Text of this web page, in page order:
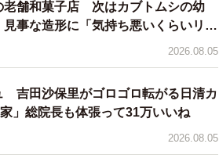
ネタやクイズ形式の投稿や口コミ
以上にも及ぶそうだ。北海道観光
老舗和菓子店 次はカブトムシの幼
事な造形に「気持ち悪いくらいリア
2026.08.05
吉田沙保里がゴロゴロ転がる日清カ
」総院長も体張って31万いいね
2026.08.05